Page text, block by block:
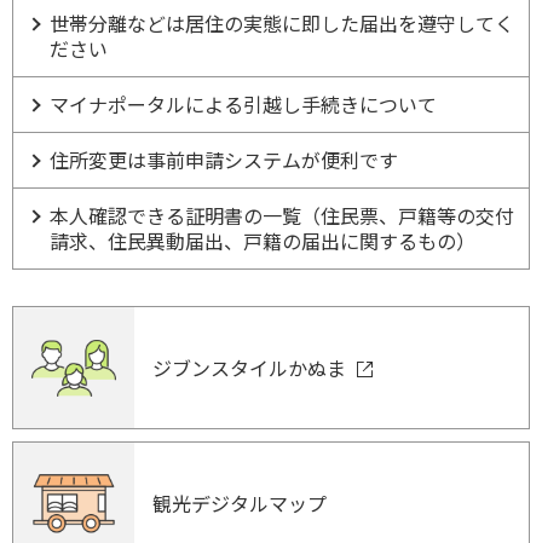
世帯分離などは居住の実態に即した届出を遵守してく
ださい
マイナポータルによる引越し手続きについて
住所変更は事前申請システムが便利です
本人確認できる証明書の一覧（住民票、戸籍等の交付
請求、住民異動届出、戸籍の届出に関するもの）
ジブンスタイルかぬま
観光デジタルマップ